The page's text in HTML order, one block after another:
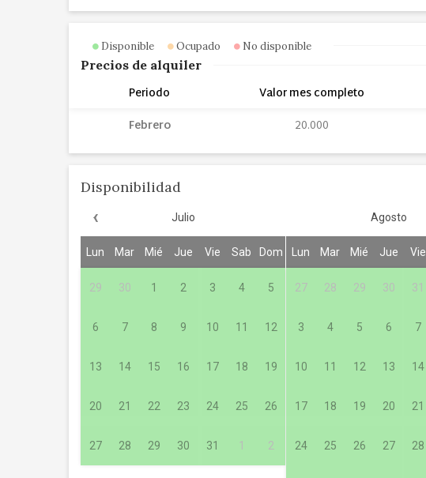
Disponible Ocupado No disponible
Precios de alquiler
Periodo Valor mes completo
Febrero
20.000
Disponibilidad
‹ Julio
Lun Mar Mié Jue Vie Sab Dom
29 30 1 2 3 4 5
6 7 8 9 10 11 12
13 14 15 16 17 18 19
20 21 22 23 24 25 26
27 28 29 30 31 1 2
Agosto
Lun Mar Mié Jue Vie
27 28 29 30 31
3 4 5 6 7
10 11 12 13 14
17 18 19 20 21
24 25 26 27 28